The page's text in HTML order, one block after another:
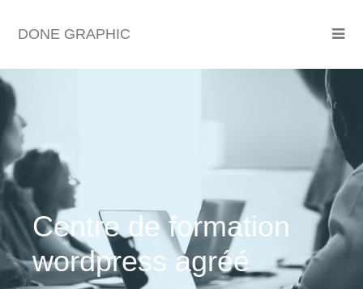
DONE GRAPHIC
Centre de formation
wordpress agréé